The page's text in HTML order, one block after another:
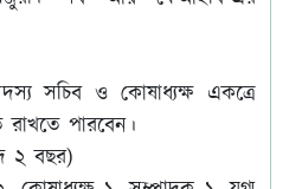
সচিব ও কোষাধ্যক্ষ একত্রে
রাখতে পারবেন।
২ বছর)